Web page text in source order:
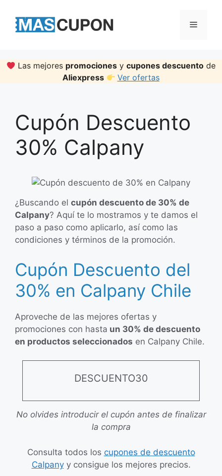
content
Menu
Las mejores promociones ycupones descuento de
Aliexpress
Ver ofertas
Cupón Descuento
30% Calpany
¿Buscando el cupón descuento de 30% de
Calpany? Aquí te lo mostramos y te damos el
paso a paso como aplicarlo, así como las
condiciones y términos de la promoción.
Cupón Descuento del
30% en Calpany Chile
Aproveche de las mejores ofertas y
promociones con hasta un 30% de descuento
en productos seleccionados en Calpany Chile.
DESCUENTO30
No olvides introducir el cupón antes de finalizar
la compra
Consulta todos los cupones de descuento
Calpanyy consigue los mejores precios.